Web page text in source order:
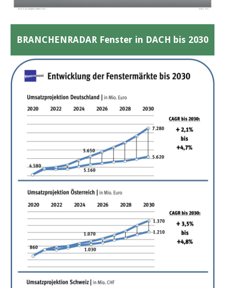
BRANCHENRADAR Fenster in DACH bis 2030